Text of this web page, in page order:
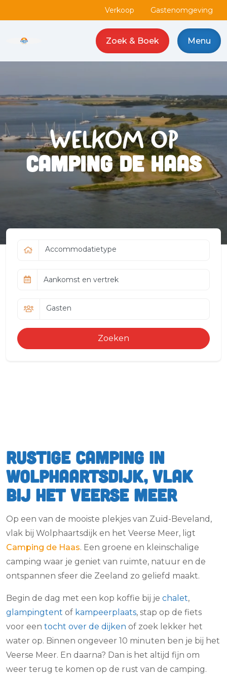
Verkoop Gastenomgeving
Camping de Haas logo
Menu
Zoek & Boek
WELKOM OP
Camping de Haas
Accommodatietype
Aankomst en vertrek
Gasten
Zoeken
Rustige camping in
Wolphaartsdijk, vlak
bij het Veerse Meer
Op een van de mooiste plekjes van Zuid-Beveland,
vlak bij Wolphaartsdijk en het Veerse Meer, ligt
Camping de Haas. Een groene en kleinschalige
camping waar je geniet van ruimte, natuur en de
ontspannen sfeer die Zeeland zo geliefd maakt.
Begin de dag met een kop koffie bij je chalet,
glampingtent of kampeerplaats, stap op de fiets
voor een tocht over de dijken of zoek lekker het
water op. Binnen ongeveer 10 minuten ben je bij het
Veerse Meer. En daarna? Dan is het altijd fijn om
weer terug te komen op de rust van de camping.